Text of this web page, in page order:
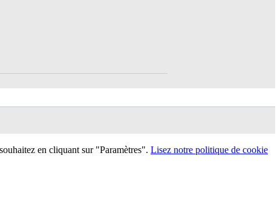
en cliquant sur "Paramètres". Lisez notre politique de cookie